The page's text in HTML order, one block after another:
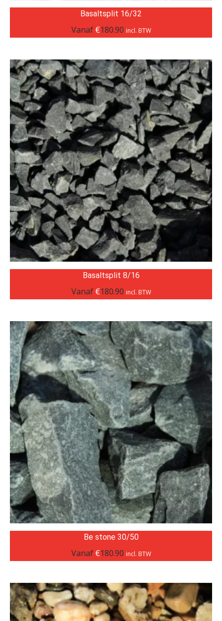
Basaltsplit 16/32
Vanaf €180.90 incl. BTW
Basaltsplit 8/16
Vanaf €180.90 incl. BTW
Be stone 30/50
Vanaf €180.90 incl. BTW